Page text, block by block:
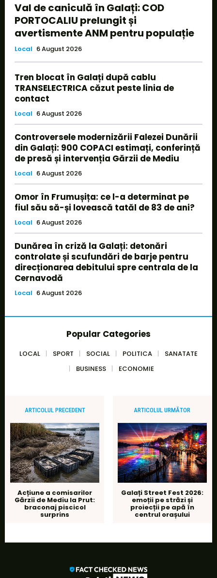
Val de caniculă în Galați: COD
PORTOCALIU prelungit și
avertismente ANM pentru populație
Local 6 August 2026
Tren blocat în Galați după cablu
TRANSELECTRICA căzut peste linia de
contact
Local 6 August 2026
Controversele modernizării Falezei Dunării
din Galați: 900 COPACI estimați, conferință
de presă și intervenția Gărzii de Mediu
Local 6 August 2026
Omor în Frumușița: ce l-a determinat pe
fiul său să-și lovească tatăl de 83 de ani?
Local 6 August 2026
Dunărea în criză la Galați: detonări
controlate și scufundări de barje pentru
direcționarea debitului spre centrala de la
Cernavodă
Local 6 August 2026
Popular Categories
LOCAL SPORT SOCIAL POLITICA
SANATATE
BUSINESS
ECONOMIE
ARTICOLUL PRECEDENT
Acțiune a comisarilor
Gărzii de Mediu la Prut:
braconaj piscicol
surprins
ARTICOLUL URMĂTOR
Galați Street Fest 2026:
emoții pe străzi și
proiecții pe apă în
centrul orașului